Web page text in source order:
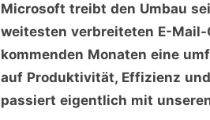
Microsoft treibt den Umbau
weitesten verbreiteten E-
kommenden Monaten eine
auf Produktivität, Effizienz
passiert eigentlich mit